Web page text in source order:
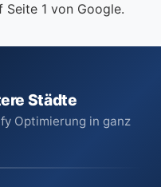
Seite 1 von Google.
Städte
Optimierung in ganz